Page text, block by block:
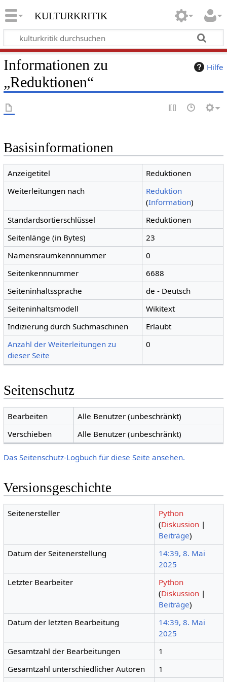
kulturkritik
Hilfe
Informationen zu
„Reduktionen“
Basisinformationen
Anzeigetitel
Reduktionen
Weiterleitungen nach
Reduktion
(Information)
Standardsortierschlüssel
Reduktionen
Seitenlänge (in Bytes)
23
Namensraumkennnummer
0
Seitenkennnummer
6688
Seiteninhaltssprache
de - Deutsch
Seiteninhaltsmodell
Wikitext
Indizierung durch Suchmaschinen
Erlaubt
Anzahl der Weiterleitungen zu
dieser Seite
0
Seitenschutz
Bearbeiten
Alle Benutzer (unbeschränkt)
Verschieben
Alle Benutzer (unbeschränkt)
Das Seitenschutz-Logbuch für diese Seite ansehen.
Versionsgeschichte
Seitenersteller
Python
(Diskussion |
Beiträge)
Datum der Seitenerstellung
14:39, 8. Mai
2025
Letzter Bearbeiter
Python
(Diskussion |
Beiträge)
Datum der letzten Bearbeitung
14:39, 8. Mai
2025
Gesamtzahl der Bearbeitungen
1
Gesamtzahl unterschiedlicher Autoren
1